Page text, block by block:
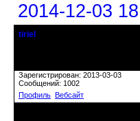
2014-12-03
tiriel
Зарегистрирован: 2013-03-03
Сообщений: 1002
Профиль Вебсайт